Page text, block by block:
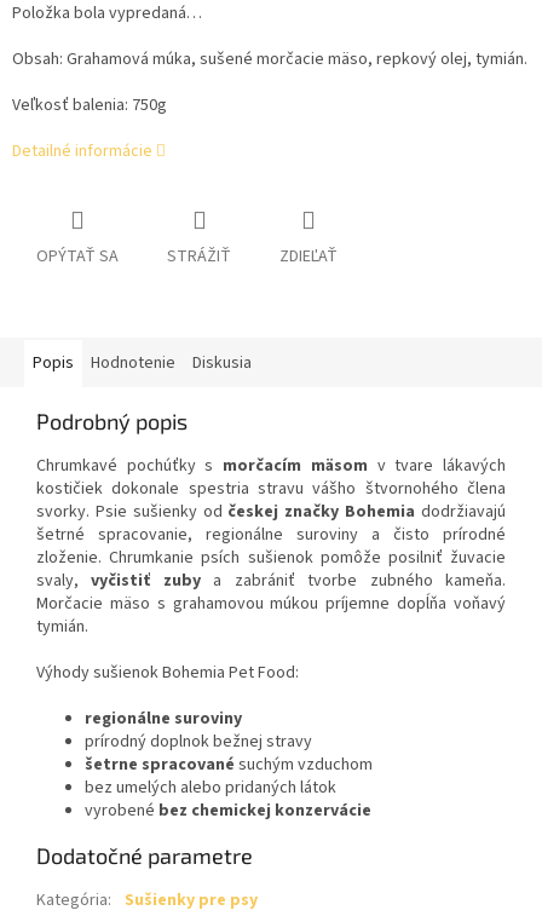
Položka bola vypredaná…
Obsah: Grahamová múka, sušené morčacie mäso, repkový olej, tymián.
Veľkosť balenia: 750g
Detailné informácie
OPÝTAŤ SA STRÁŽIŤ ZDIEĽAŤ
Popis Hodnotenie Diskusia
Podrobný popis
Chrumkavé pochúťky s morčacím mäsom v tvare lákavých
kostičiek dokonale spestria stravu vášho štvornohého člena
svorky. Psie sušienky od českej značky Bohemia dodržiavajú
šetrné spracovanie, regionálne suroviny a čisto prírodné
zloženie. Chrumkanie psích sušienok pomôže posilniť žuvacie
svaly, vyčistiť zuby a zabrániť tvorbe zubného kameňa.
Morčacie mäso s grahamovou múkou príjemne dopĺňa voňavý
tymián.
Výhody sušienok Bohemia Pet Food:
regionálne suroviny
prírodný doplnok bežnej stravy
šetrne spracované suchým vzduchom
bez umelých alebo pridaných látok
vyrobené bez chemickej konzervácie
Dodatočné parametre
Kategória:
Sušienky pre psy